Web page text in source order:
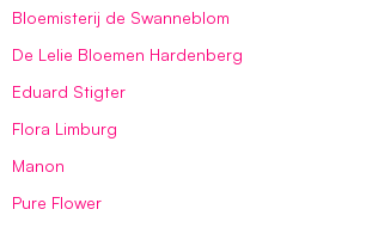
Bloemisterij de Swanneblom
De Lelie Bloemen Hardenberg
Eduard Stigter
Flora Limburg
Manon
Pure Flower